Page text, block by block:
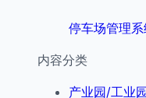
停车场管理
内容分类
产业园/工业